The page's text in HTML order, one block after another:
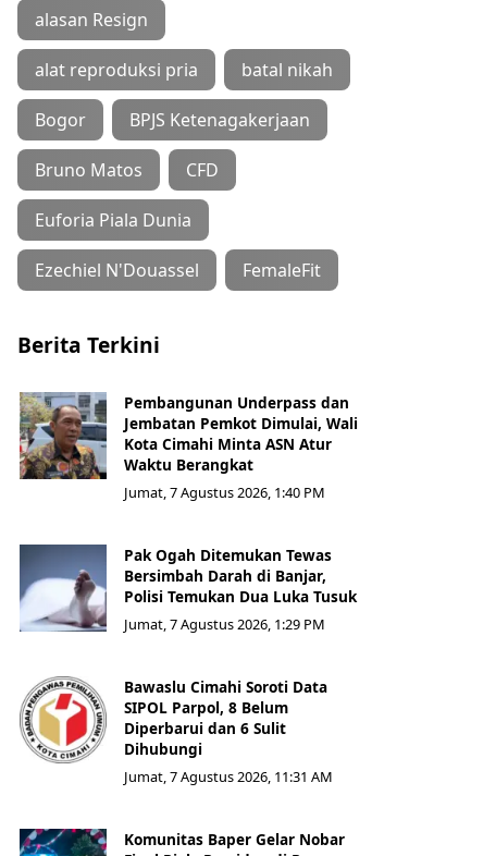
alasan Resign
alat reproduksi pria batal nikah
Bogor BPJS Ketenagakerjaan
Bruno Matos CFD
Euforia Piala Dunia
Ezechiel N'Douassel FemaleFit
Berita Terkini
Pembangunan Underpass dan
Jembatan Pemkot Dimulai, Wali
Kota Cimahi Minta ASN Atur
Waktu Berangkat
Jumat, 7 Agustus 2026, 1:40 PM
Pak Ogah Ditemukan Tewas
Bersimbah Darah di Banjar,
Polisi Temukan Dua Luka Tusuk
Jumat, 7 Agustus 2026, 1:29 PM
Bawaslu Cimahi Soroti Data
SIPOL Parpol, 8 Belum
Diperbarui dan 6 Sulit
Dihubungi
Jumat, 7 Agustus 2026, 11:31 AM
Komunitas Baper Gelar Nobar